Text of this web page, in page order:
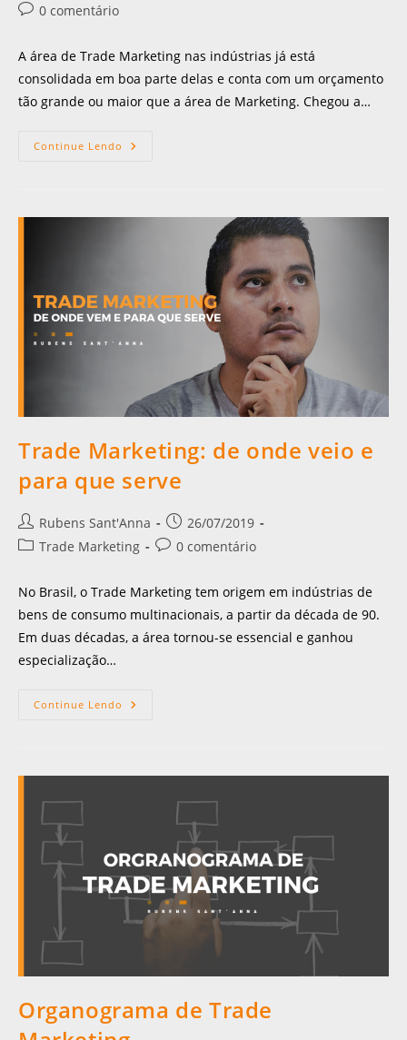
0 comentário
A área de Trade Marketing nas indústrias já está
consolidada em boa parte delas e conta com um orçamento
tão grande ou maior que a área de Marketing. Chegou a…
Continue Lendo
Trade Marketing: de onde veio e
para que serve
Rubens Sant'Anna
26/07/2019
Trade Marketing
0 comentário
No Brasil, o Trade Marketing tem origem em indústrias de
bens de consumo multinacionais, a partir da década de 90.
Em duas décadas, a área tornou-se essencial e ganhou
especialização…
Continue Lendo
Organograma de Trade